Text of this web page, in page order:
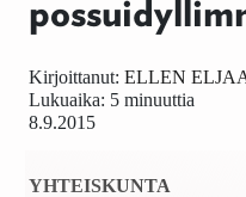
8.9.2015
Kirjoittanut: ELLEN
Lukuaika: 5 minuuttia
YHTEISKUNTA